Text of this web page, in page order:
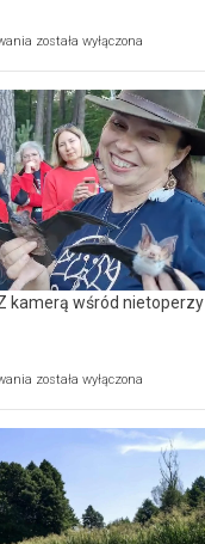
Ekologiczne
–
prawdziwy
skarb
natury
[wideo]
została wyłączona
kamerą wśród nietoperzy
Ekologiczne
wśród
nietoperzy
[wideo]
została wyłączona